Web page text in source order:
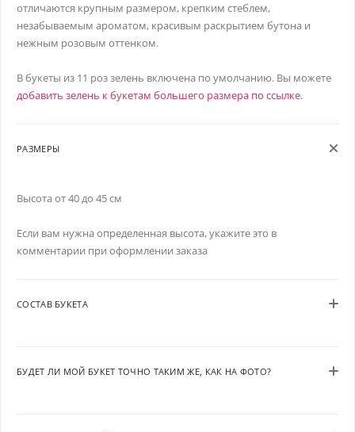
отличаются крупным размером, крепким стеблем,
незабываемым ароматом, красивым раскрытием бутона и
нежным розовым оттенком.
В букеты из 11 роз зелень включена по умолчанию. Вы можете
добавить зелень к букетам большего размера по ссылке.
РАЗМЕРЫ
Высота от 40 до 45 см
Если вам нужна определенная высота, укажите это в
комментарии при оформлении заказа
СОСТАВ БУКЕТА
БУДЕТ ЛИ МОЙ БУКЕТ ТОЧНО ТАКИМ ЖЕ, КАК НА ФОТО?